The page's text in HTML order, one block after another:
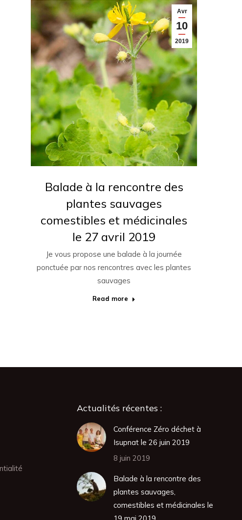
Avr
10
2019
Balade à la rencontre des
plantes sauvages
comestibles et médicinales
le 27 avril 2019
Je vous propose une balade à la journée
ponctuée par nos rencontres avec les plantes
sauvages
Read more
Actualités récentes :
Conférence Zéro déchet à
Isupnat le 26 juin 2019
8 juin 2019
Balade à la rencontre des
plantes sauvages,
comestibles et médicinales le